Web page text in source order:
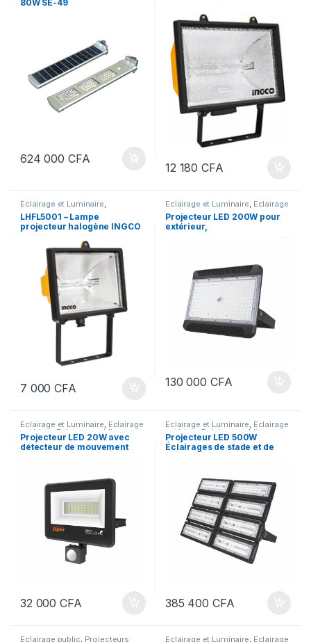
80W SE-49
624 000 CFA
12 180CFA
Éclairage et Luminaire
Projecteurs
LHFL5001 – Lampe
projecteur halogène INGCO
7 000CFA
Eclairage et Luminaire Eclairage
extérieur Eclairage public
Projecteurs
Projecteur LED 200W pour
extérieur,
130 000 CFA
Eclairage et Luminaire, Eclairage
extérieur Eclairage public
Projecteurs
Projecteur LED 20W avec
détecteur de mouvement
étanche, Spot Extérieur
Jardin + Détecteur,
Eclairage publique avec
détecteur de mouvement,
Lampe terrasse Appliques
escalier LED avec Motion
Sensor
32 000CFA
Eclairage et Luminaire, Eclairage
extérieur Eclairage public
Projecteurs
Projecteur LED 500W
Éclairages de stade et de
385 400 CFA
Eclairage public, Projecteurs Eclairage et Luminaire, Eclairage